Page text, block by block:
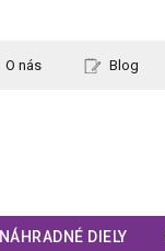
O nás Blog
NÁHRADNÉ DIELY